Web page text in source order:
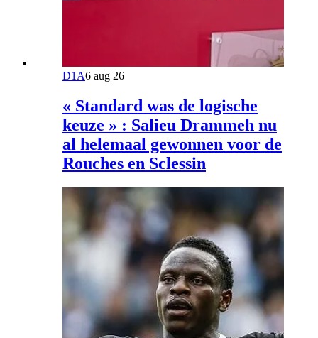
D1A6 aug 26
« Standard was de logische
keuze » : Salieu Drammeh nu
al helemaal gewonnen voor de
Rouches en Sclessin